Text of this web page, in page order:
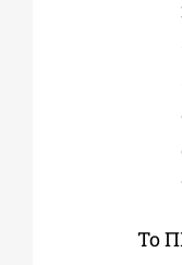
Το